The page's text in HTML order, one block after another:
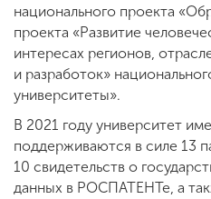
Приемная
комиссия
+7 (831) 262-26-20
национального проекта
проекта «Развитие
интересах регионов,
и разработок»
университеты».
В 2021 году университет
поддерживаются в силе 13
10 свидетельств о
данных в РОСПАТЕНТе, а